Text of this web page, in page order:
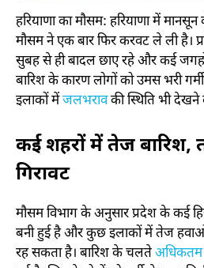
हरियाणा का मौसम: हरियाणा में
मौसम ने एक बार फिर करवट ले ली है।
सुबह से ही बादल छाए रहे और कई
बारिश के कारण लोगों को उमस भरी
इलाकों मेंजलभरावकी स्थिति भी देखने
कई शहरों में तेज बारिश,
गिरावट
मौसम विभाग के अनुसार प्रदेश के कई
बनी हुई है और कुछ इलाकों में तेज हवाओं
रह सकता है। बारिश के चलतेअधिकतम